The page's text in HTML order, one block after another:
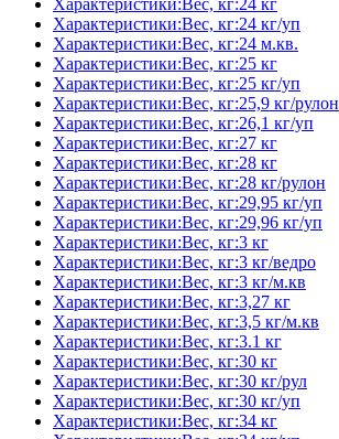
Характеристики:Вес, кг:24 кг
Характеристики:Вес, кг:24 кг/уп
Характеристики:Вес, кг:24 м.кв.
Характеристики:Вес, кг:25 кг
Характеристики:Вес, кг:25 кг/уп
Характеристики:Вес, кг:25,9 кг/рулон
Характеристики:Вес, кг:26,1 кг/уп
Характеристики:Вес, кг:27 кг
Характеристики:Вес, кг:28 кг
Характеристики:Вес, кг:28 кг/рулон
Характеристики:Вес, кг:29,95 кг/уп
Характеристики:Вес, кг:29,96 кг/уп
Характеристики:Вес, кг:3 кг
Характеристики:Вес, кг:3 кг/ведро
Характеристики:Вес, кг:3 кг/м.кв
Характеристики:Вес, кг:3,27 кг
Характеристики:Вес, кг:3,5 кг/м.кв
Характеристики:Вес, кг:3.1 кг
Характеристики:Вес, кг:30 кг
Характеристики:Вес, кг:30 кг/рул
Характеристики:Вес, кг:30 кг/уп
Характеристики:Вес, кг:34 кг